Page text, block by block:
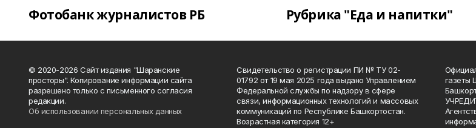
Фотобанк журналистов РБ Рубрика "Еда и напитки"
© 2020-2026 Сайт издания "Шаранские
просторы". Копирование информации сайта
разрешено только с письменного согласия
редакции.
Об использовании персональных данных
Свидетельство о регистрации ПИ № ТУ 02-
01792 от 19 мая 2025 года выдано Управлением
Федеральной службы по надзору в сфере
связи, информационных технологий и массовых
коммуникаций по Республике Башкортостан.
Возрастная категория 12+
газеты